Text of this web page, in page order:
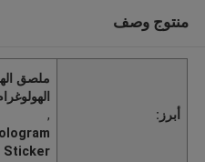
منتوج وصف
أبرز:
ملصق
,
Sticker